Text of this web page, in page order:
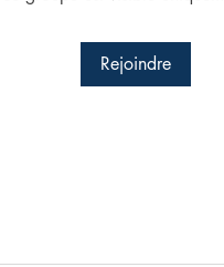
Rejoindre